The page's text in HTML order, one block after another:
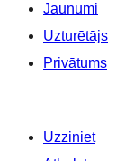
Jaunumi
Uzturētājs
Privātums
Uzziniet